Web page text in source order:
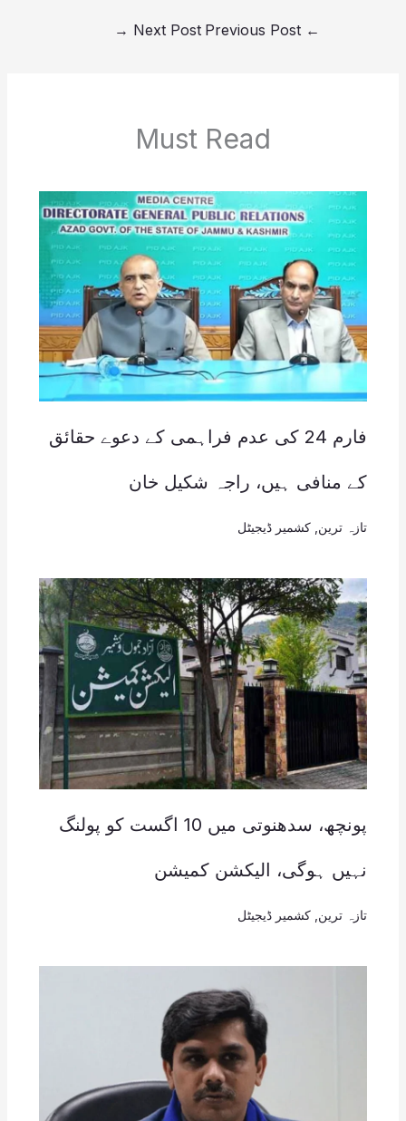
←
Next Post
→
Must Read
فارم 24 کی عدم فراہمی کے دعوے حقائق
کے منافی ہیں، راجہ شکیل خان
تازہ ترین کشمیر ڈیجیٹل
پونچھ، سدھنوتی میں 10 اگست کو پولنگ
نہیں ہوگی، الیکشن کمیشن
تازہ ترین کشمیر ڈیجیٹل